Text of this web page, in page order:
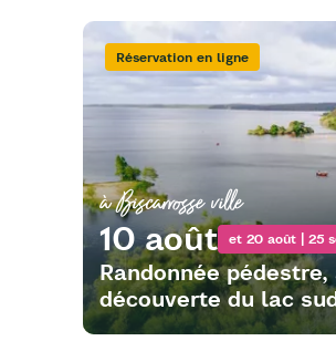
Réservation en ligne
à Biscarrosse ville
10 août et 20 août | 25
Randonnée pédestre,
découverte du lac